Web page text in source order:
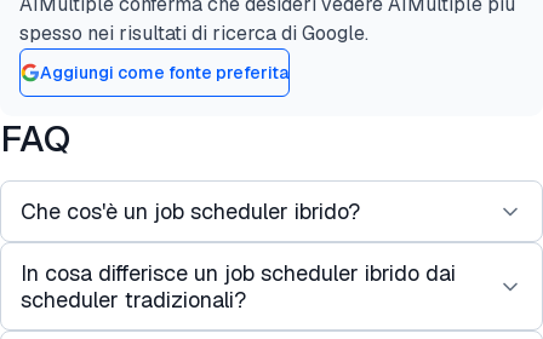
spesso nei risultati di ricerca di Google.
Aggiungi come fonte preferita
FAQ
Che cos'è un job scheduler ibrido?
Un job scheduler ibrido è un sistema che combina
le capacità dei tradizionali scheduler di job batch
In cosa differisce un job scheduler ibrido dai
scheduler tradizionali?